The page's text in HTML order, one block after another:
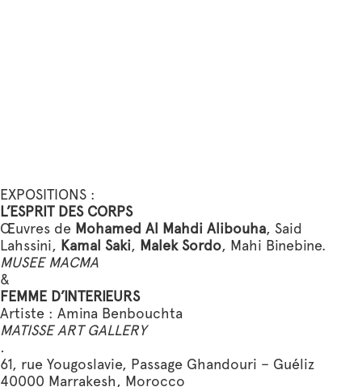
EXPOSITIONS :
L’ESPRIT DES CORPS
Œuvres de Mohamed Al Mahdi Alibouha, Said
Lahssini, Kamal Saki, Malek Sordo, Mahi Binebine.
MUSEE MACMA
&
FEMME D’INTERIEURS
Artiste : Amina Benbouchta
MATISSE ART GALLERY
.
61, rue Yougoslavie, Passage Ghandouri – Guéliz
40000 Marrakesh, Morocco